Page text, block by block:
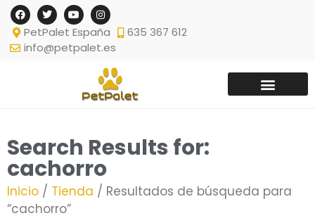
PetPalet España
635 367 612
info@petpalet.es
Search Results for:
cachorro
Inicio / Tienda / Resultados de búsqueda para
“cachorro”